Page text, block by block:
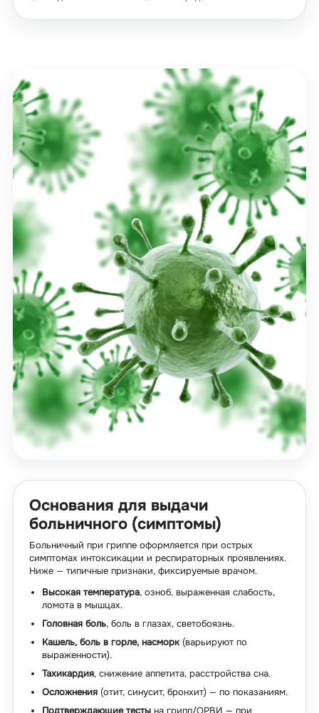
Основания для выдачи
больничного (симптомы)
Больничный при гриппе оформляется при острых
симптомах интоксикации и респираторных проявлениях.
Ниже — типичные признаки, фиксируемые врачом.
Высокая температура, озноб, выраженная слабость,
ломота в мышцах.
Головная боль, боль в глазах, светобоязнь.
Кашель, боль в горле, насморк(варьируют по
выраженности).
Тахикардия, снижение аппетита, расстройства сна.
Осложнения(отит, синусит, бронхит) — по показаниям.